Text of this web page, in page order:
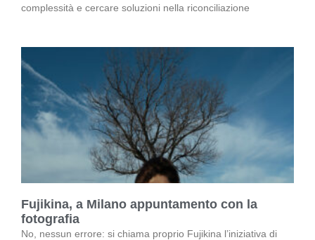
complessità e cercare soluzioni nella riconciliazione
Fujikina, a Milano appuntamento con la
fotografia
No, nessun errore: si chiama proprio Fujikina l’iniziativa di